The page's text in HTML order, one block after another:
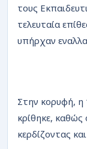
τους
τελευταία
υπήρχαν
Στην κορυφή, η
κρίθηκε, καθώς
κερδίζοντας